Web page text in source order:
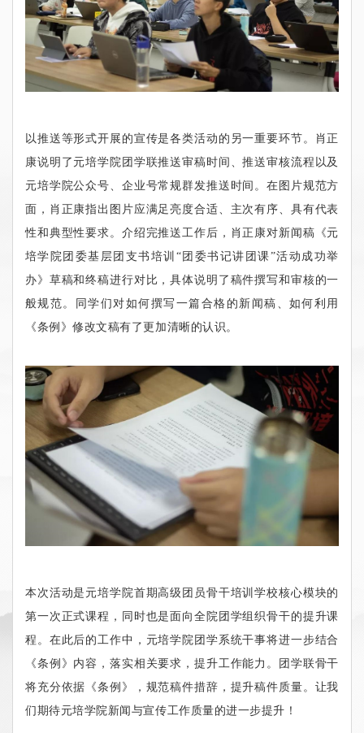
以推送等形式开展的宣传是各类活动的另一重要环节。肖正
康说明了元培学院团学联推送审稿时间、推送审核流程以及
元培学院公众号、企业号常规群发推送时间。在图片规范方
面，肖正康指出图片应满足亮度合适、主次有序、具有代表
性和典型性要求。介绍完推送工作后，肖正康对新闻稿《元
培学院团委基层团支书培训“团委书记讲团课”活动成功举
办》草稿和终稿进行对比，具体说明了稿件撰写和审核的一
般规范。同学们对如何撰写一篇合格的新闻稿、如何利用
《条例》修改文稿有了更加清晰的认识。
本次活动是元培学院首期高级团员骨干培训学校核心模块的
第一次正式课程，同时也是面向全院团学组织骨干的提升课
程。在此后的工作中，元培学院团学系统干事将进一步结合
《条例》内容，落实相关要求，提升工作能力。团学联骨干
将充分依据《条例》，规范稿件措辞，提升稿件质量。让我
们期待元培学院新闻与宣传工作质量的进一步提升！